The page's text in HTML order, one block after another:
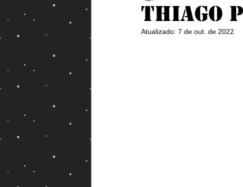
DC Comics De Volta para o
Thiago
Atualizado: 7 de out. de 2022